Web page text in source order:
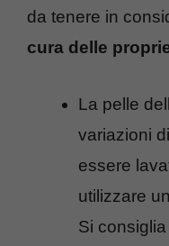
da tenere in
cura delle
La pelle
variazioni
essere
utilizzare un
Si